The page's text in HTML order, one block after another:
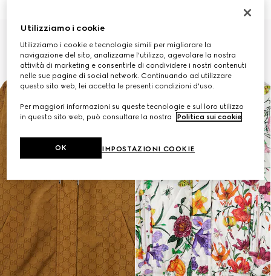
Utilizziamo i cookie
Utilizziamo i cookie e tecnologie simili per migliorare la
navigazione del sito, analizzarne l'utilizzo, agevolare la nostra
attività di marketing e consentirle di condividere i nostri contenuti
nelle sue pagine di social network. Continuando ad utilizzare
questo sito web, lei accetta le presenti condizioni d'uso.
Per maggiori informazioni su queste tecnologie e sul loro utilizzo
in questo sito web, può consultare la nostra
Politica sui cookie
IMPOSTAZIONI COOKIE
OK